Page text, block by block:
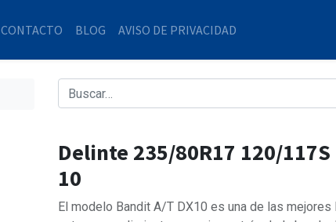
CONTACTO BLOG AVISO DE PRIVACIDAD
Delinte 235/80R17 120/
10
El modelo Bandit A/T DX10 es una de las